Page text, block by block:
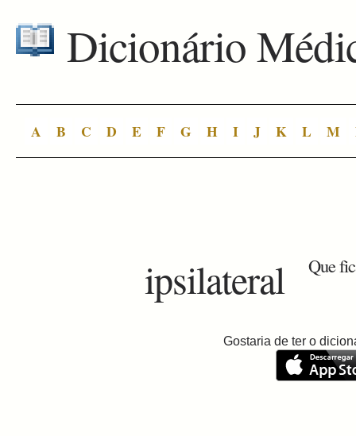
Dicionário
A B C D E F G H I J K L M
ipsilateral Que
Gostaria de ter o